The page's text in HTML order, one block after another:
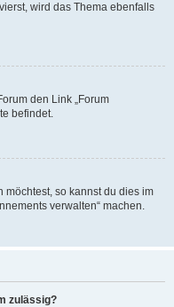
wird das Thema ebenfalls
den Link „Forum
befindet.
möchtest, so kannst du dies im
verwalten“ machen.
zulässig?